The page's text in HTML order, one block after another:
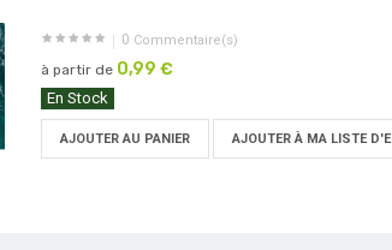
0 Commentaire(s)
à partir de 0,99 €
En Stock
AJOUTER AU PANIER AJOUTER À MA LISTE